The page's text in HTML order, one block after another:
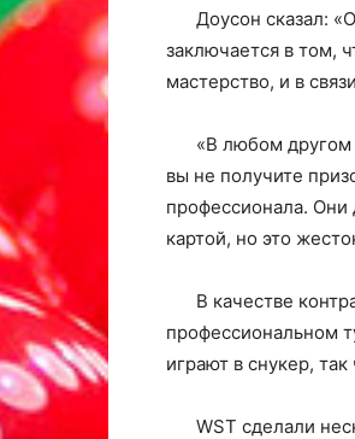
Доусон сказал:
заключается в том,
мастерство, и в
«В любом другом
вы не получите
профессионала.
картой, но это
В качестве
профессиональном
играют в снукер,
WST сделали